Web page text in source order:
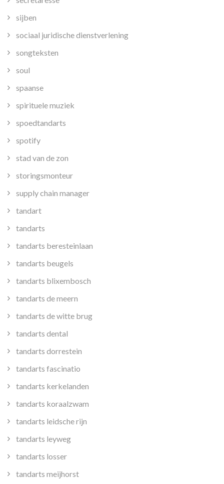
sijben
sociaal juridische dienstverlening
songteksten
soul
spaanse
spirituele muziek
spoedtandarts
spotify
stad van de zon
storingsmonteur
supply chain manager
tandart
tandarts
tandarts beresteinlaan
tandarts beugels
tandarts blixembosch
tandarts de meern
tandarts de witte brug
tandarts dental
tandarts dorrestein
tandarts fascinatio
tandarts kerkelanden
tandarts koraalzwam
tandarts leidsche rijn
tandarts leyweg
tandarts losser
tandarts meijhorst